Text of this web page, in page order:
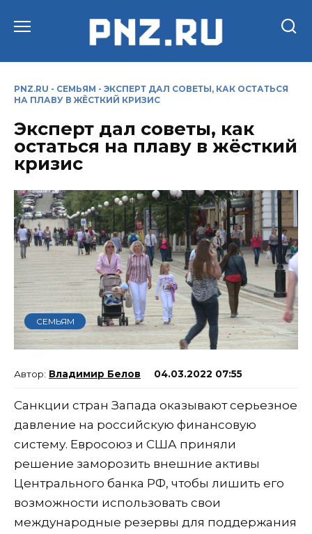
PNZ.RU - СЕМЬЯМ - ЭКСПЕРТ ДАЛ СОВЕТЫ, КАК ОСТАТЬСЯ
НА ПЛАВУ В ЖЁСТКИЙ КРИЗИС
Эксперт дал советы, как
остаться на плаву в жёсткий
кризис
СЕМЬЯМ
Владимир Белов 04.03.2022 07:55
Санкции стран Запада оказывают серьезное
давление на российскую финансовую
систему. Евросоюз и США приняли
решение заморозить внешние активы
Центрального банка РФ, чтобы лишить его
возможности использовать свои
международные резервы для поддержания